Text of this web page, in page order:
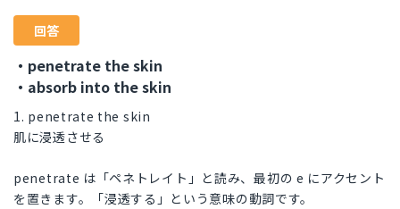
回答
・penetrate the skin
・absorb into the skin
1. penetrate the skin
肌に浸透させる
penetrate は「ペネトレイト」と読み、最初の e にアクセント
を置きます。「浸透する」という意味の動詞です。